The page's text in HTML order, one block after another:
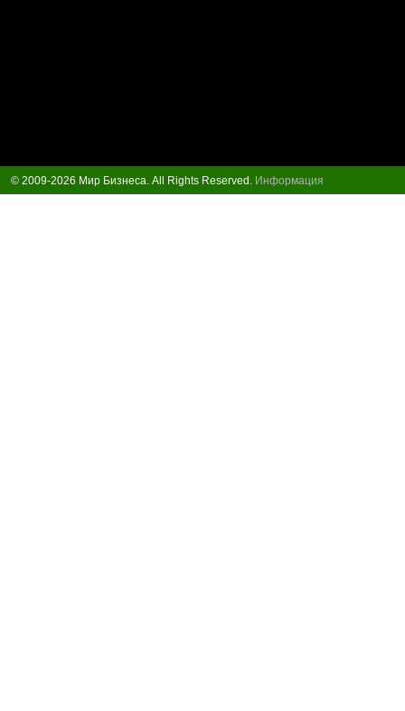
© 2009-2026 Мир Бизнеса. All Rights Reserved. Информация